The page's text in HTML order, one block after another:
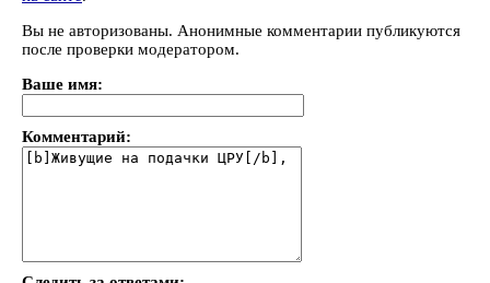
Вы не авторизованы. Анонимные комментарии публикуются
после проверки модератором.
Ваше имя:
Комментарий: